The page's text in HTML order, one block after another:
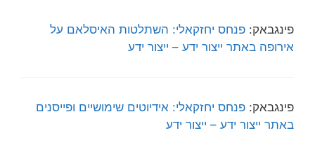
פינגבאק: פנחס יחזקאלי: השתלטות האיסלאם על
אירופה באתר ייצור ידע – ייצור ידע
פינגבאק: פנחס יחזקאלי: אידיוטים שימושיים ופייסנים
באתר ייצור ידע – ייצור ידע